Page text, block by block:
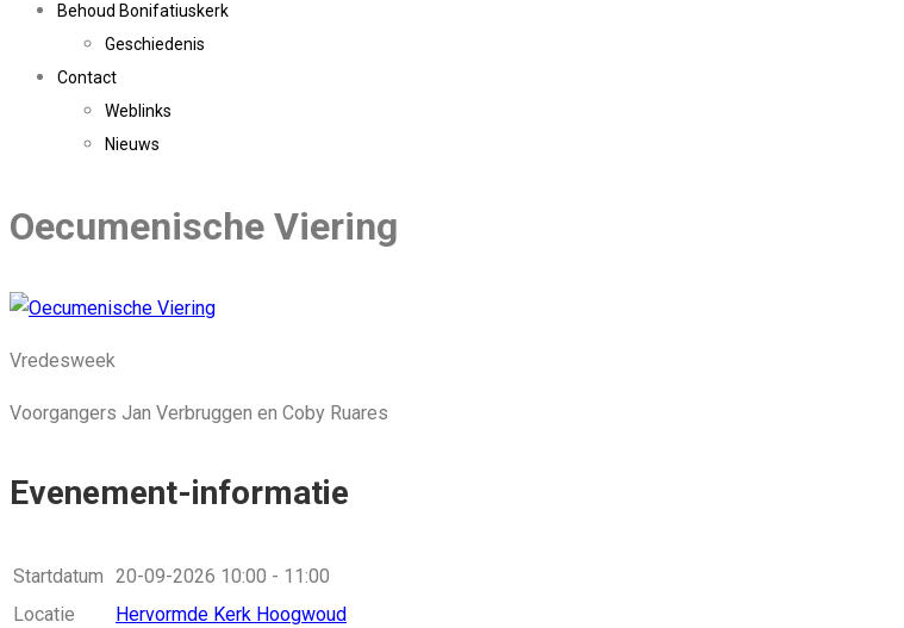
Behoud Bonifatiuskerk
Geschiedenis
Contact
Weblinks
Nieuws
Oecumenische Viering
Vredesweek
Voorgangers Jan Verbruggen en Coby Ruares
Evenement-informatie
Startdatum 20-09-2026 10:00 - 11:00
Locatie
Hervormde Kerk Hoogwoud